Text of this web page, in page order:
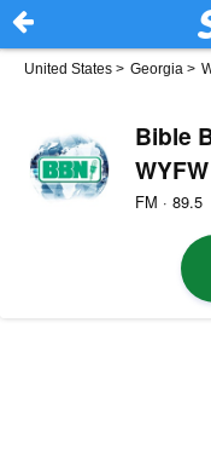
United States > Georgia >
Bible
WYFW
FM · 89.5